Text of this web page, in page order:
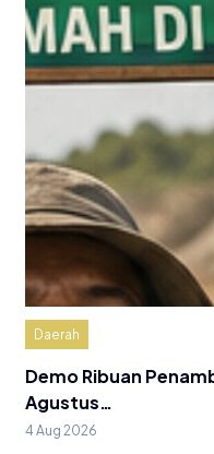
Daerah
Demo Ribuan
Agustus…
4 Aug 2026